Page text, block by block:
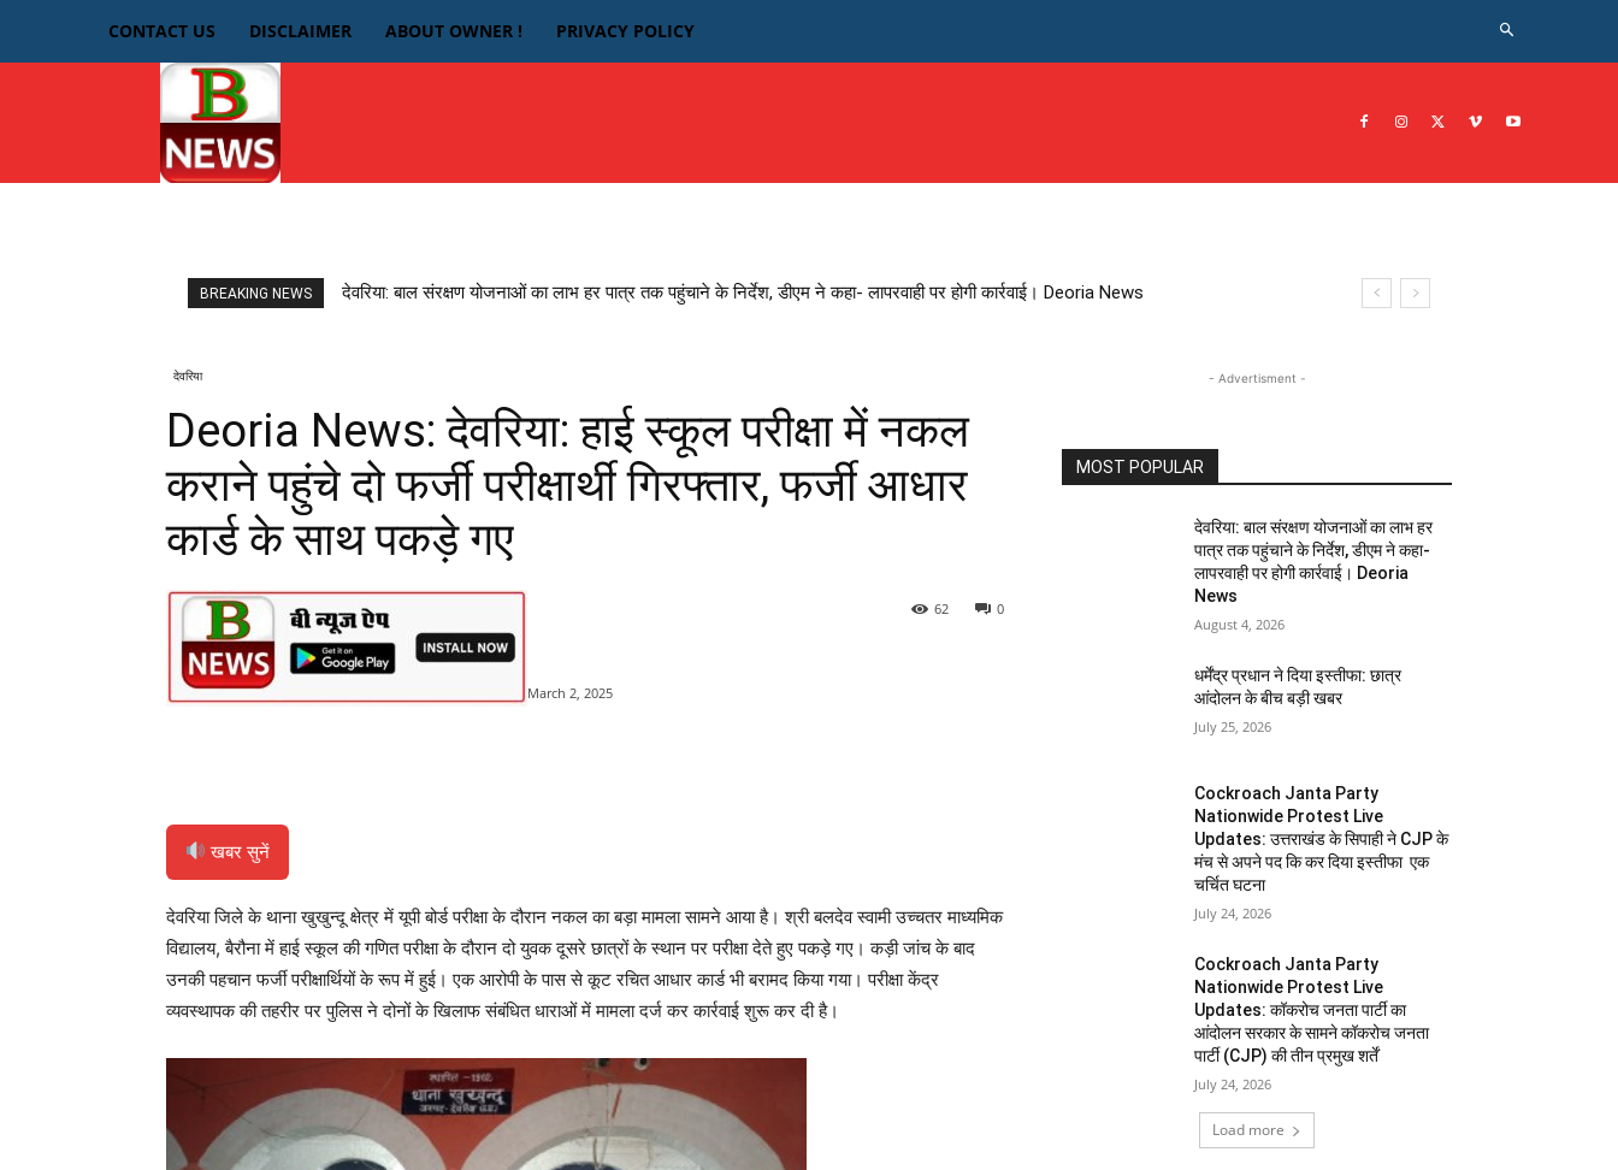
CONTACT US DISCLAIMER ABOUT OWNER ! PRIVACY POLICY
JOB नोकरी सरकारी योजना
BREAKING NEWS देवरिया: बाल संरक्षण योजनाओं का लाभ हर पात्र तक पहुंचाने के निर्देश, डीएम ने कहा- लापरवाही पर होगी कार्रवाई। Deoria News
देवरिया
Deoria News: देवरिया: हाई स्कूल परीक्षा में नकल
कराने पहुंचे दो फर्जी परीक्षार्थी गिरफ्तार, फर्जी आधार
कार्ड के साथ पकड़े गए
March 2, 2025
0
62
खबर सुनें
देवरिया जिले के थाना खुखुन्दू क्षेत्र में यूपी बोर्ड परीक्षा के दौरान नकल का बड़ा मामला सामने आया है। श्री बलदेव स्वामी उच्चतर माध्यमिक
विद्यालय, बैरौना में हाई स्कूल की गणित परीक्षा के दौरान दो युवक दूसरे छात्रों के स्थान पर परीक्षा देते हुए पकड़े गए। कड़ी जांच के बाद
उनकी पहचान फर्जी परीक्षार्थियों के रूप में हुई। एक आरोपी के पास से कूट रचित आधार कार्ड भी बरामद किया गया। परीक्षा केंद्र
व्यवस्थापक की तहरीर पर पुलिस ने दोनों के खिलाफ संबंधित धाराओं में मामला दर्ज कर कार्रवाई शुरू कर दी है।
- Advertisment -
MOST POPULAR
देवरिया: बाल संरक्षण योजनाओं का लाभ हर
पात्र तक पहुंचाने के निर्देश, डीएम ने कहा-
लापरवाही पर होगी कार्रवाई। Deoria
News
August 4, 2026
धर्मेंद्र प्रधान ने दिया इस्तीफा: छात्र
आंदोलन के बीच बड़ी खबर
July 25, 2026
Cockroach Janta Party
Nationwide Protest Live
Updates: उत्तराखंड के सिपाही ने CJP के
मंच से अपने पद कि कर दिया इस्तीफा एक
चर्चित घटना
July 24, 2026
Cockroach Janta Party
Nationwide Protest Live
Updates: कॉकरोच जनता पार्टी का
आंदोलन सरकार के सामने कॉकरोच जनता
पार्टी (CJP) की तीन प्रमुख शर्तें
July 24, 2026
Load more